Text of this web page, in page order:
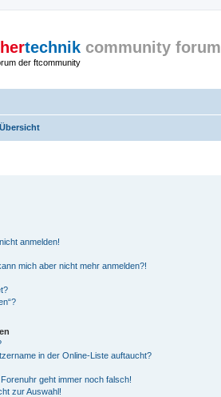
technik community forum
der ftcommunity
anmelden!
mich aber nicht mehr anmelden?!
in der Online-Liste auftaucht?
geht immer noch falsch!
zur Auswahl!